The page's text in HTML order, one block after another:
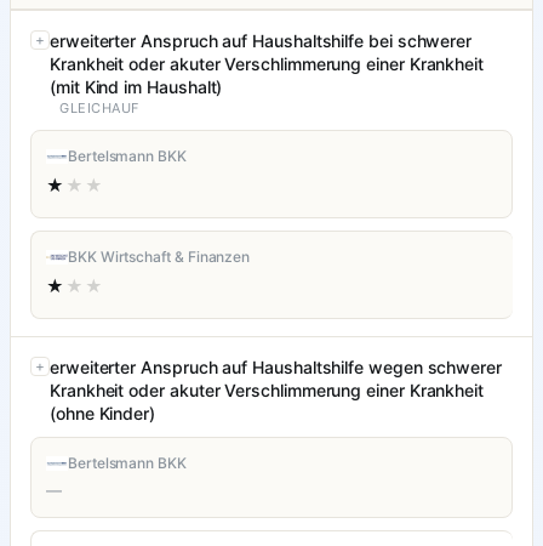
erweiterter Anspruch auf Haushaltshilfe bei schwerer
Krankheit oder akuter Verschlimmerung einer Krankheit
(mit Kind im Haushalt)
GLEICHAUF
Bertelsmann BKK
★ ★★
BKK Wirtschaft & Finanzen
★ ★★
erweiterter Anspruch auf Haushaltshilfe wegen schwerer
Krankheit oder akuter Verschlimmerung einer Krankheit
(ohne Kinder)
Bertelsmann BKK
—